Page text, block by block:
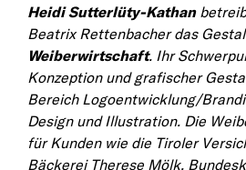
Heidi Sutterlüty-Kathan
Beatrix Rettenbacher das
Weiberwirtschaft. Ihr
Konzeption und grafischer
Bereich Logoentwicklung/
Design und Illustration. Die
für Kunden wie die Tiroler
Bäckerei Therese Mölk,